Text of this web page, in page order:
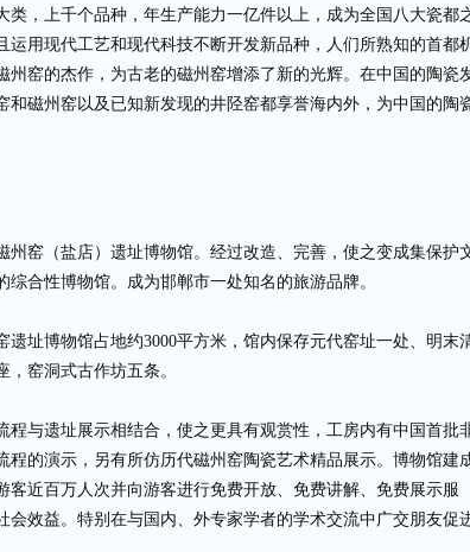
类，上千个品种，年生产能力一亿件以上，成为全国八大瓷都
运用现代工艺和现代科技不断开发新品种，人们所熟知的首都
州窑的杰作，为古老的磁州窑增添了新的光辉。在中国的陶瓷
和磁州窑以及已知新发现的井陉窑都享誉海内外，为中国的陶
州窑（盐店）遗址博物馆。经过改造、完善，使之变成集保护
合性博物馆。成为邯郸市一处知名的旅游品牌。
遗址博物馆占地约3000平方米，馆内保存元代窑址一处、明末
窑洞式古作坊五条。
程与遗址展示相结合，使之更具有观赏性，工房内有中国首批
程的演示，另有所仿历代磁州窑陶瓷艺术精品展示。博物馆建
客近百万人次并向游客进行免费开放、免费讲解、免费展示服
会效益。特别在与国内、外专家学者的学术交流中广交朋友促